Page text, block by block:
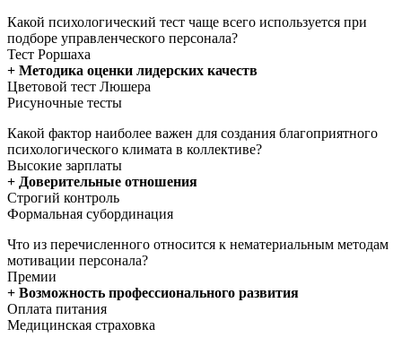
Какой психологический тест чаще всего используется при
подборе управленческого персонала?
Тест Роршаха
+ Методика оценки лидерских качеств
Цветовой тест Люшера
Рисуночные тесты
Какой фактор наиболее важен для создания благоприятного
психологического климата в коллективе?
Высокие зарплаты
+ Доверительные отношения
Строгий контроль
Формальная субординация
Что из перечисленного относится к нематериальным методам
мотивации персонала?
Премии
+ Возможность профессионального развития
Оплата питания
Медицинская страховка